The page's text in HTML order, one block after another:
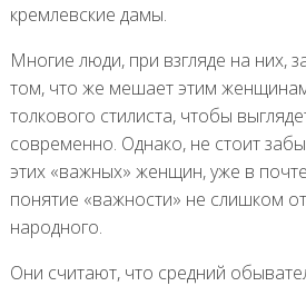
кремлевские дамы.
Многие люди, при взгляде на них,
том, что же мешает этим
толкового стилиста, чтобы
современно. Однако, не стоит
этих «важных» женщин, уже в
понятие «важности» не слишком
народного.
Они считают, что средний